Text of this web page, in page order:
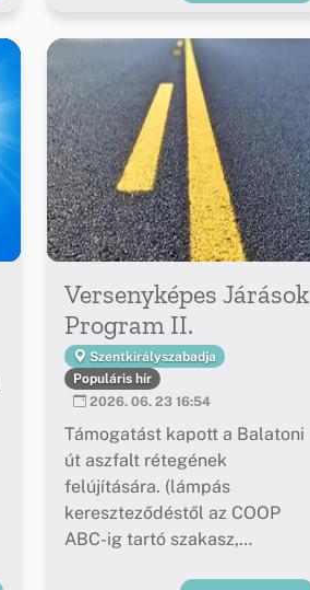
Versenyképes Járások
Program II.
Szentkirályszabadja
Populáris hír
2026. 06. 23 16:54
Támogatást kapott a Balatoni
út aszfalt rétegének
felújítására. (lámpás
kereszteződéstől az COOP
ABC-ig tartó szakasz,